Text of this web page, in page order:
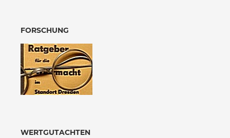
FORSCHUNG
WERTGUTACHTEN